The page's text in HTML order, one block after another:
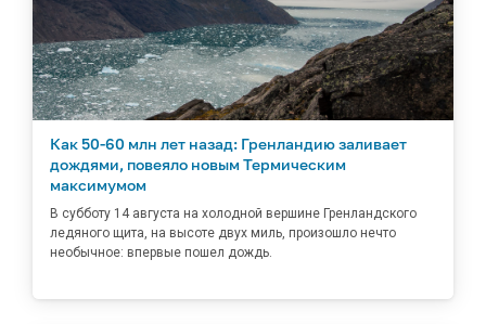
Как 50-60 млн лет назад: Гренландию заливает
дождями, повеяло новым Термическим
максимумом
В субботу 14 августа на холодной вершине Гренландского
ледяного щита, на высоте двух миль, произошло нечто
необычное: впервые пошел дождь.